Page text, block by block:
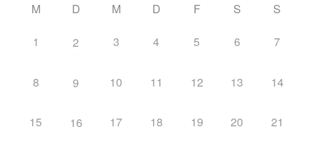
M D M D F S S
1 2 3 4 5 6 7
8 9 10 11 12 13 14
15 16 17 18 19 20 21